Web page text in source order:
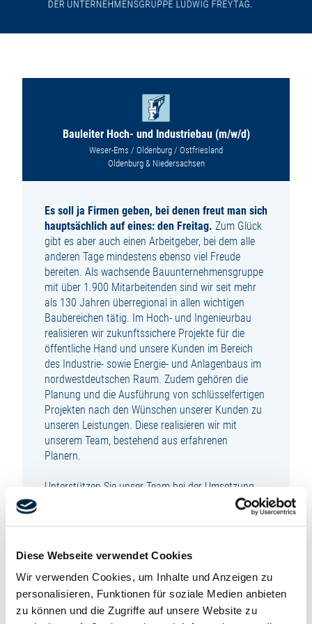
Diese Webseite verwendet Cookies
Wir verwenden Cookies, um Inhalte und Anzeigen zu
personalisieren, Funktionen für soziale Medien anbieten
zu können und die Zugriffe auf unsere Website zu
Bauleiter Hoch- und Industriebau (m/w/d)
Weser-Ems / Oldenburg / Ostfriesland
Oldenburg & Niedersachsen
Es soll ja Firmen geben, bei denen freut man sich
hauptsächlich auf eines: den Freitag. Zum Glück
gibt es aber auch einen Arbeitgeber, bei dem alle
anderen Tage mindestens ebenso viel Freude
bereiten. Als wachsende Bauunternehmensgruppe
mit über 1.900 Mitarbeitenden sind wir seit mehr
als 130 Jahren überregional in allen wichtigen
Baubereichen tätig. Im Hoch- und Ingenieurbau
realisieren wir zukunftssichere Projekte für die
öffentliche Hand und unsere Kunden im Bereich
des Industrie- sowie Energie- und Anlagenbaus im
nordwestdeutschen Raum. Zudem gehören die
Planung und die Ausführung von schlüsselfertigen
Projekten nach den Wünschen unserer Kunden zu
unseren Leistungen. Diese realisieren wir mit
unserem Team, bestehend aus erfahrenen
Planern.
Unterstützen Sie unser Team bei der Umsetzung
BAULEITER HOCHBAU /
INDUSTRIEBAU
zur unbefristeten Festanstellung in Vollzeit